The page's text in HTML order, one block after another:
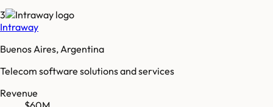
3
Intraway
Buenos Aires, Argentina
Telecom software solutions and services
Revenue